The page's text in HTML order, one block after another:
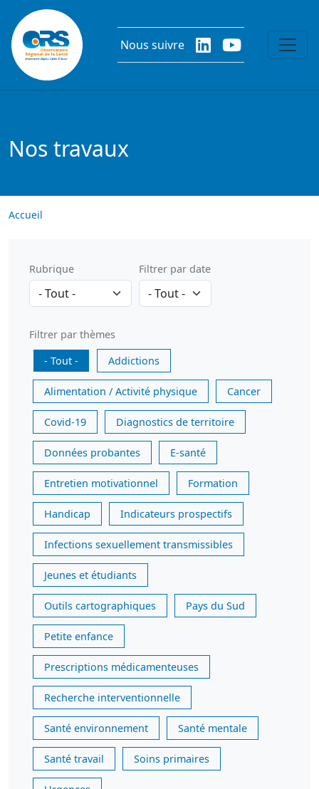
Aller au contenu principal
Nous suivre
Nos travaux
Accueil
Rubrique Filtrer par date
Filtrer par thèmes
- Tout -
Addictions
Alimentation / Activité physique Cancer
Covid-19 Diagnostics de territoire
Données probantes E-santé
Entretien motivationnel Formation
Handicap Indicateurs prospectifs
Infections sexuellement transmissibles
Jeunes et étudiants
Outils cartographiques Pays du Sud
Petite enfance
Prescriptions médicamenteuses
Recherche interventionnelle
Santé environnement Santé mentale
Santé travail Soins primaires